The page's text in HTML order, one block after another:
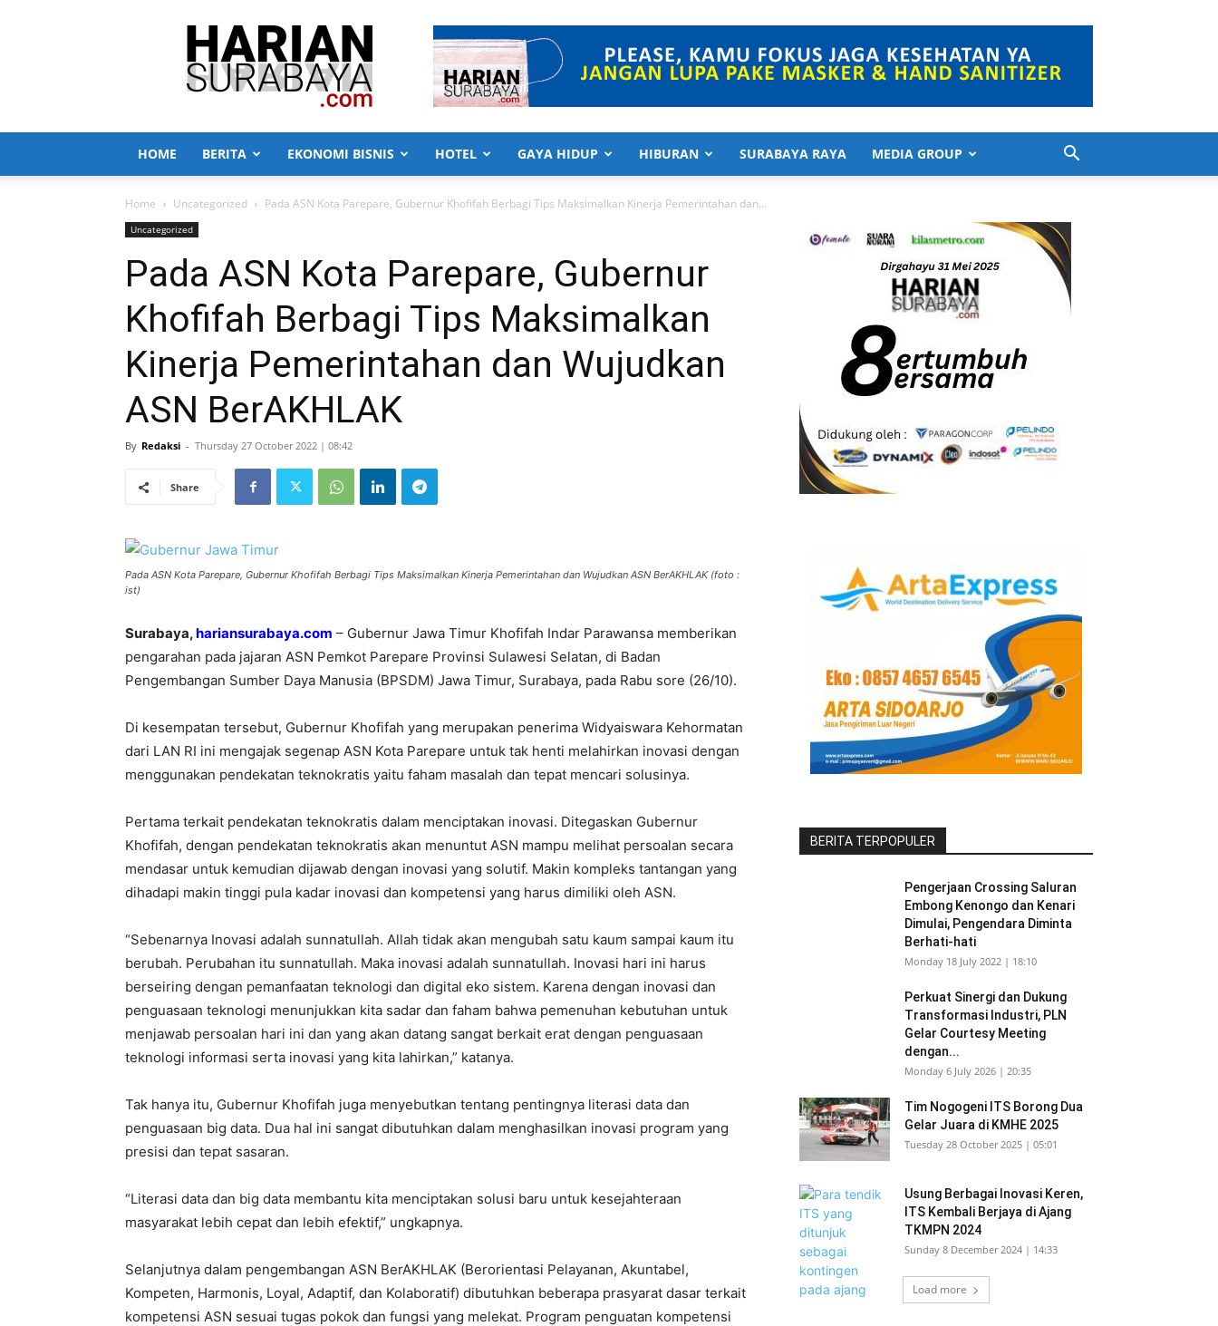
Harian
Surabaya
HOME BERITA EKONOMI BISNIS HOTEL GAYA HIDUP HIBURAN SURABAYA RAYA MEDIA GROUP
Home Uncategorized Pada ASN Kota Parepare, Gubernur Khofifah Berbagi Tips Maksimalkan Kinerja Pemerintahan dan...
Uncategorized
Pada ASN Kota Parepare, Gubernur
Khofifah Berbagi Tips Maksimalkan
Kinerja Pemerintahan dan Wujudkan
ASN BerAKHLAK
By Redaksi - Thursday 27 October 2022 | 08:42
Share
Pada ASN Kota Parepare, Gubernur Khofifah Berbagi Tips Maksimalkan Kinerja Pemerintahan dan Wujudkan ASN BerAKHLAK (foto :
ist)
Surabaya,hariansurabaya.com – Gubernur Jawa Timur Khofifah Indar Parawansa memberikan
pengarahan pada jajaran ASN Pemkot Parepare Provinsi Sulawesi Selatan, di Badan
Pengembangan Sumber Daya Manusia (BPSDM) Jawa Timur, Surabaya, pada Rabu sore (26/10).
Di kesempatan tersebut, Gubernur Khofifah yang merupakan penerima Widyaiswara Kehormatan
dari LAN RI ini mengajak segenap ASN Kota Parepare untuk tak henti melahirkan inovasi dengan
menggunakan pendekatan teknokratis yaitu faham masalah dan tepat mencari solusinya.
Pertama terkait pendekatan teknokratis dalam menciptakan inovasi. Ditegaskan Gubernur
Khofifah, dengan pendekatan teknokratis akan menuntut ASN mampu melihat persoalan secara
mendasar untuk kemudian dijawab dengan inovasi yang solutif. Makin kompleks tantangan yang
dihadapi makin tinggi pula kadar inovasi dan kompetensi yang harus dimiliki oleh ASN.
“Sebenarnya Inovasi adalah sunnatullah. Allah tidak akan mengubah satu kaum sampai kaum itu
berubah. Perubahan itu sunnatullah. Maka inovasi adalah sunnatullah. Inovasi hari ini harus
berseiring dengan pemanfaatan teknologi dan digital eko sistem. Karena dengan inovasi dan
penguasaan teknologi menunjukkan kita sadar dan faham bahwa pemenuhan kebutuhan untuk
menjawab persoalan hari ini dan yang akan datang sangat berkait erat dengan penguasaan
teknologi informasi serta inovasi yang kita lahirkan,” katanya.
Tak hanya itu, Gubernur Khofifah juga menyebutkan tentang pentingnya literasi data dan
penguasaan big data. Dua hal ini sangat dibutuhkan dalam menghasilkan inovasi program yang
presisi dan tepat sasaran.
“Literasi data dan big data membantu kita menciptakan solusi baru untuk kesejahteraan
masyarakat lebih cepat dan lebih efektif,” ungkapnya.
Selanjutnya dalam pengembangan ASN BerAKHLAK (Berorientasi Pelayanan, Akuntabel,
Kompeten, Harmonis, Loyal, Adaptif, dan Kolaboratif) dibutuhkan beberapa prasyarat dasar terkait
kompetensi ASN sesuai tugas pokok dan fungsi yang melekat. Program penguatan kompetensi
BERITA TERPOPULER
Pengerjaan Crossing Saluran
Embong Kenongo dan Kenari
Dimulai, Pengendara Diminta
Berhati-hati
Monday 18 July 2022 | 18:10
Perkuat Sinergi dan Dukung
Transformasi Industri, PLN
Gelar Courtesy Meeting
dengan...
Monday 6 July 2026 | 20:35
Tim Nogogeni ITS Borong Dua
Gelar Juara di KMHE 2025
Tuesday 28 October 2025 | 05:01
Usung Berbagai Inovasi Keren,
ITS Kembali Berjaya di Ajang
TKMPN 2024
Sunday 8 December 2024 | 14:33
Load more